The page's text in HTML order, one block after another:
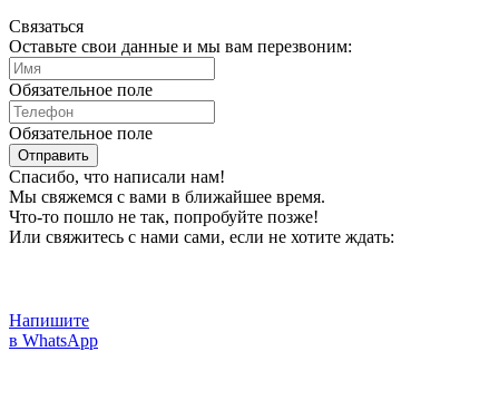
Связаться
Оставьте свои данные и мы вам перезвоним:
Обязательное поле
Обязательное поле
Отправить
Спасибо, что написали нам!
Мы свяжемся с вами в ближайшее время.
Что-то пошло не так, попробуйте позже!
Или свяжитесь с нами сами, если не хотите ждать:
Напишите
в WhatsApp